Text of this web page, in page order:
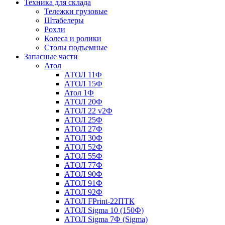
Техника для склада
Тележки грузовые
Штабелеры
Рохли
Колеса и ролики
Столы подъемные
Запасные части
Атол
АТОЛ 11Ф
АТОЛ 15Ф
Атол 1Ф
АТОЛ 20Ф
АТОЛ 22 v2Ф
АТОЛ 25Ф
АТОЛ 27Ф
АТОЛ 30Ф
АТОЛ 52Ф
АТОЛ 55Ф
АТОЛ 77Ф
АТОЛ 90Ф
АТОЛ 91Ф
АТОЛ 92Ф
АТОЛ FPrint-22ПТК
АТОЛ Sigma 10 (150Ф)
АТОЛ Sigma 7Ф (Sigma)